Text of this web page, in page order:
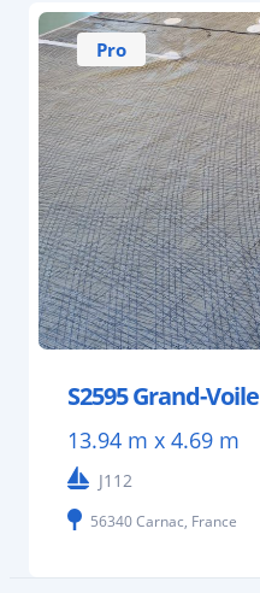
Pro
S2595 Grand-Voile
13.94 m x 4.69 m
J112
56340 Carnac, France